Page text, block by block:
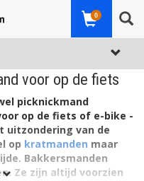
0
voor op de fiets
picknickmand
op de fiets of e-bike -
uitzondering van de
op kratmanden maar
Bakkersmanden
Ze zijn altijd voorzien